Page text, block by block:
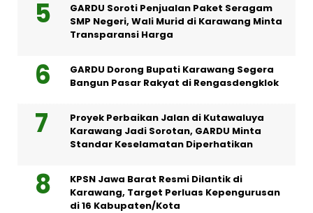
GARDU Soroti Penjualan Paket Seragam
SMP Negeri, Wali Murid di Karawang Minta
Transparansi Harga
GARDU Dorong Bupati Karawang Segera
Bangun Pasar Rakyat di Rengasdengklok
Proyek Perbaikan Jalan di Kutawaluya
Karawang Jadi Sorotan, GARDU Minta
Standar Keselamatan Diperhatikan
KPSN Jawa Barat Resmi Dilantik di
Karawang, Target Perluas Kepengurusan
di 16 Kabupaten/Kota